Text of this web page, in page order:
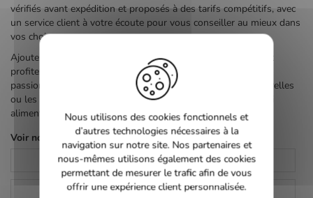
vérifiés avant expédition et proposés à des tarifs compétitifs, avec
un service client à votre écoute pour vous conseiller au mieux dans
vos choix.
Ajoutez vos films préférés à votre panier en toute sérénité et
profitez d’une livraison soignée à domicile. Que vous soyez
passionné par les scénarios de survie, les catastrophes naturelles
ou les fictions à suspense, vous trouverez forcément de quoi
alimenter votre collection chez Freakxy.
Voir nos autres pages :
Accueil
Action
Animalier Animation
Nous utilisons des cookies fonctionnels et
d’autres technologies nécessaires à la
navigation sur notre site. Nos partenaires et
nous-mêmes utilisons également des cookies
permettant de mesurer le trafic afin de vous
offrir une expérience client personnalisée.